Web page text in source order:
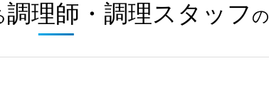
調理師・調理スタッフ の